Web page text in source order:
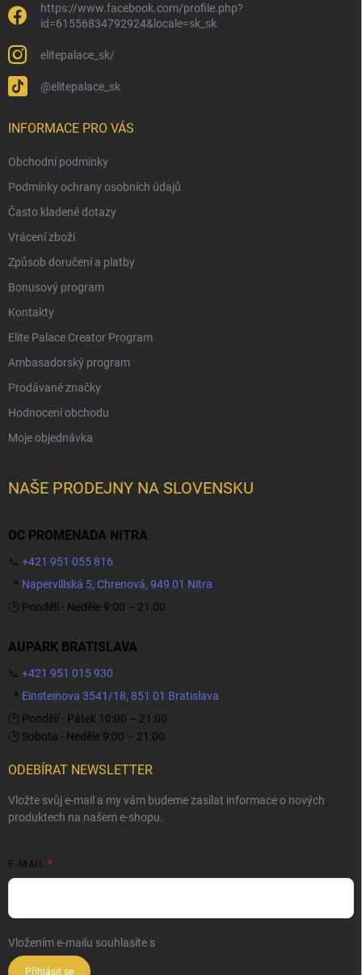
https://www.facebook.com/profile.php?
id=61556834792924&locale=sk_sk
elitepalace_sk/
@elitepalace_sk
INFORMACE PRO VÁS
Obchodní podmínky
Podmínky ochrany osobních údajů
Často kladené dotazy
Vrácení zboží
Způsob doručení a platby
Bonusový program
Kontakty
Elite Palace Creator Program
Ambasadorský program
Prodávané značky
Hodnocení obchodu
Moje objednávka
NAŠE PRODEJNY NA SLOVENSKU
OC PROMENADA NITRA
📞 +421 951 055 816
📍 Napervillská 5, Chrenová, 949 01 Nitra
🕒 Pondělí - Neděle 9:00 – 21:00
AUPARK BRATISLAVA
📞 +421 951 015 930
📍 Einsteinova 3541/18, 851 01 Bratislava
🕒 Pondělí - Pátek 10:00 – 21:00
🕒 Sobota - Neděle 9:00 – 21:00
ODEBÍRAT NEWSLETTER
Vložte svůj e-mail a my vám budeme zasílat informace o nových
produktech na našem e-shopu.
E-MAIL
Vložením e-mailu souhlasíte s
Přihlásit se